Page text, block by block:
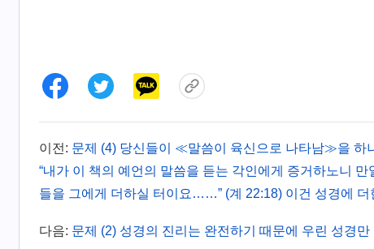
이전: 문제 (4) 당신들이 ≪말씀이 육신으로 나타남≫을 하
“내가 이 책의 예언의 말씀을 듣는 각인에게 증거하노니
들을 그에게 더하실 터이요……” (계 22:18) 이건 성경에 더
다음: 문제 (2) 성경의 진리는 완전하기 때문에 우린 성경